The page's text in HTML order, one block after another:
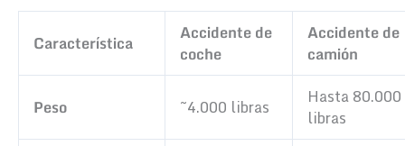
Característica
Accidente de
coche
Accidente de
camión
Peso ~4.000 libras
Hasta 80.000
libras